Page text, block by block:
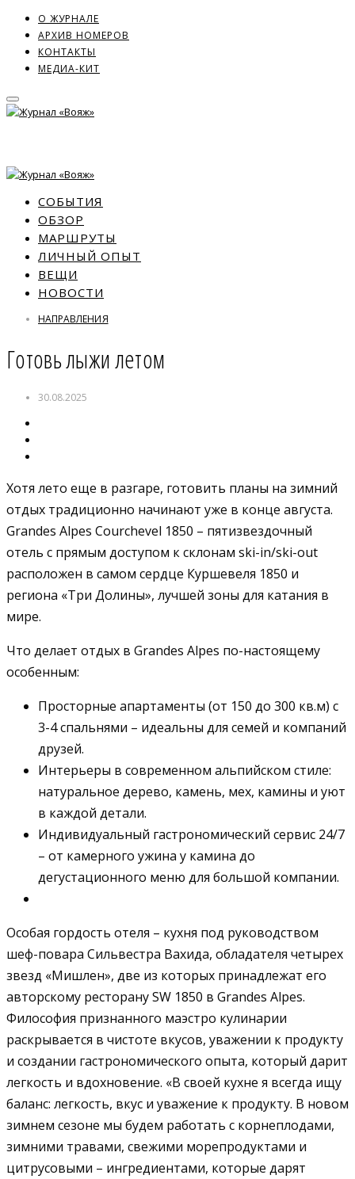
О ЖУРНАЛЕ
АРХИВ НОМЕРОВ
КОНТАКТЫ
МЕДИА-КИТ
СОБЫТИЯ
ОБЗОР
МАРШРУТЫ
ЛИЧНЫЙ ОПЫТ
ВЕЩИ
НОВОСТИ
НАПРАВЛЕНИЯ
Готовь лыжи летом
30.08.2025
Хотя лето еще в разгаре, готовить планы на зимний
отдых традиционно начинают уже в конце августа.
Grandes Alpes Courchevel 1850 – пятизвездочный
отель с прямым доступом к склонам ski-in/ski-out
расположен в самом сердце Куршевеля 1850 и
региона «Три Долины», лучшей зоны для катания в
мире.
Что делает отдых в Grandes Alpes по-настоящему
особенным:
Просторные апартаменты (от 150 до 300 кв.м) с
3-4 спальнями – идеальны для семей и компаний
друзей.
Интерьеры в современном альпийском стиле:
натуральное дерево, камень, мех, камины и уют
в каждой детали.
Индивидуальный гастрономический сервис 24/7
– от камерного ужина у камина до
дегустационного меню для большой компании.
Особая гордость отеля – кухня под руководством
шеф-повара Сильвестра Вахида, обладателя четырех
звезд «Мишлен», две из которых принадлежат его
авторскому ресторану SW 1850 в Grandes Alpes.
Философия признанного маэстро кулинарии
раскрывается в чистоте вкусов, уважении к продукту
и создании гастрономического опыта, который дарит
легкость и вдохновение. «В своей кухне я всегда ищу
баланс: легкость, вкус и уважение к продукту. В новом
зимнем сезоне мы будем работать с корнеплодами,
зимними травами, свежими морепродуктами и
цитрусовыми – ингредиентами, которые дарят